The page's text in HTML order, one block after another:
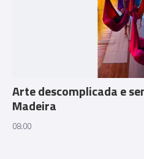
Arte descomplicada e
Madeira
08:00